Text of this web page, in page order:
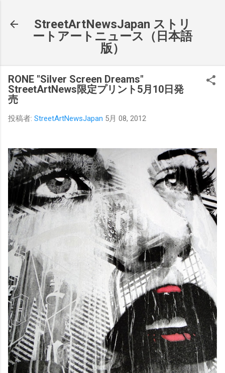
StreetArtNewsJapan ストリ
ートアートニュース（日本語
版）
RONE "Silver Screen Dreams"
StreetArtNews限定プリント5月10日発
売
投稿者: StreetArtNewsJapan 5月 08, 2012